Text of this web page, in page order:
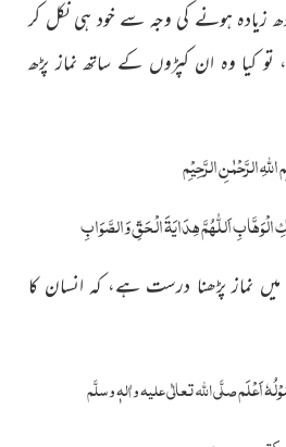
زیادہ ہونے کی وجہ سے خود ہی نکل کر
کیا وہ ان کپڑوں کے ساتھ نماز پڑھ
الرَّحْمٰنِ الرَّحِیْمِ
الْوَھَّابِ اَللّٰھُمَّ ھِدَایَۃَ الْحَقِّ وَالصَّوَابِ
نماز پڑھنا درست ہے، کہ انسان کا
اَعْلَمصلَّی اللہ تعالٰی علیہ واٰلہٖ وسلَّم